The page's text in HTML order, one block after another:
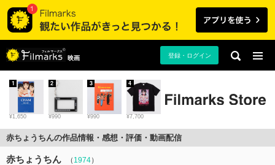
映画 登録・ログイン
¥1,650
1
¥990
2
¥990
3
¥7,700
4
赤ちょうちんの作品情報・感想・評価・動画配信
赤ちょうちん （ 1974）